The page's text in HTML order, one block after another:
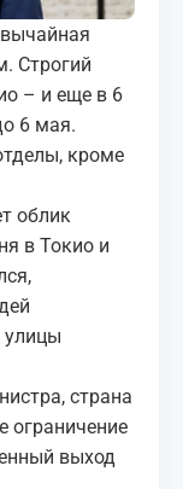
Строгий
– и еще в 6
6 мая.
кроме
облик
в Токио и
улицы
страна
ограничение
выход